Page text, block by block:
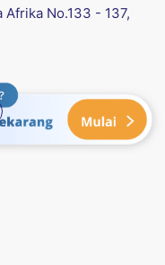
Afrika No.133 - 137,